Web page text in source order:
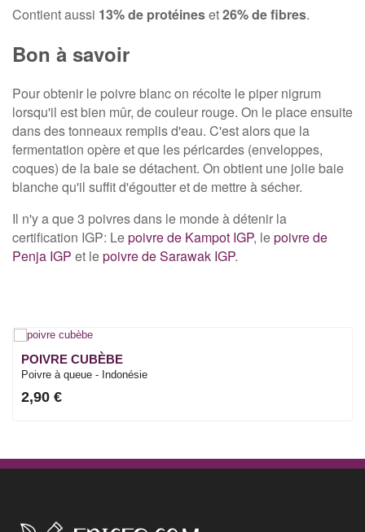
Contient aussi 13% de protéineset26% de fibres.
Bon à savoir
Pour obtenir le poivre blanc on récolte le piper nigrum
lorsqu'il est bien mûr, de couleur rouge. On le place ensuite
dans des tonneaux remplis d'eau. C'est alors que la
fermentation opère et que les péricardes (enveloppes,
coques) de la baie se détachent. On obtient une jolie baie
blanche qu'il suffit d'égoutter et de mettre à sécher.
Il n'y a que 3 poivres dans le monde à détenir la
certification IGP: Lepoivre de Kampot IGP, lepoivre de
Penja IGP et lepoivre de Sarawak IGP.
POIVRE CUBÈBE
Poivre à queue - Indonésie
2,90 €